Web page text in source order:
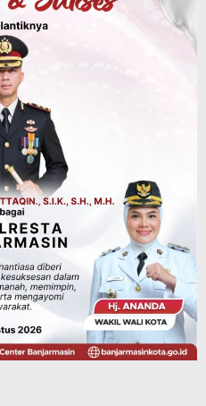
Berakhir, Polda
Miras Hingga
Perlinsos
IKD Masih
Tangan